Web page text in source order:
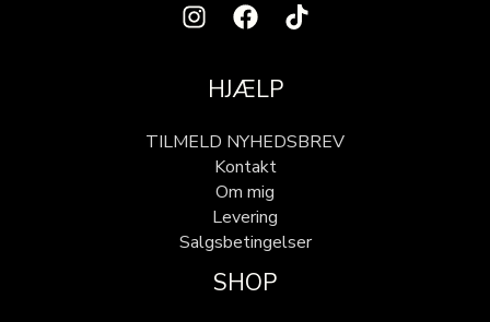
HJÆLP
TILMELD NYHEDSBREV
Kontakt
Om mig
Levering
Salgsbetingelser
SHOP